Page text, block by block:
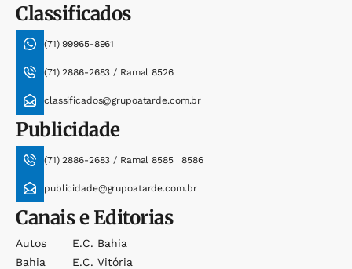
Classificados
(71) 99965-8961
(71) 2886-2683 / Ramal 8526
classificados@grupoatarde.com.br
Publicidade
(71) 2886-2683 / Ramal 8585 | 8586
publicidade@grupoatarde.com.br
Canais e Editorias
Autos
Bahia
E.c. Bahia
E.c. Vitória